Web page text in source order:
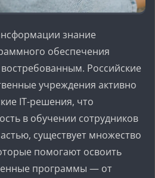
знание
обеспечения
Российские
учреждения активно
IT-решения, что
в обучении сотрудников
существует множество
помогают освоить
программы — от